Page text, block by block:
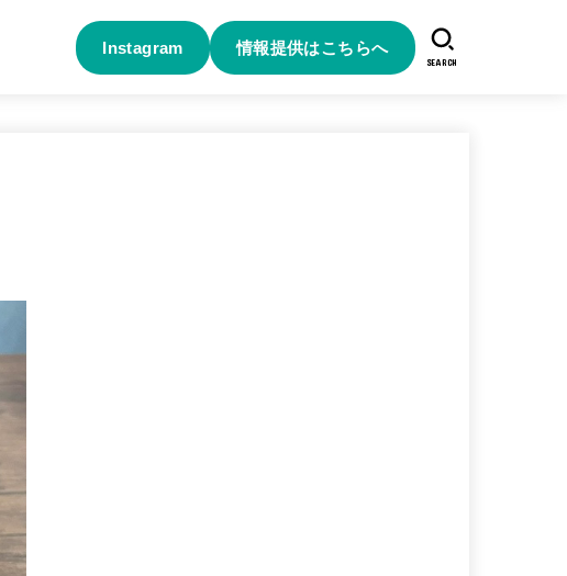
Instagram 情報提供はこちらへ
SEARCH